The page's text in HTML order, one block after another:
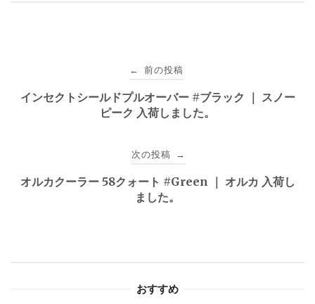
ゲ
← 前の投稿
インセクトシールドプルオーバー #ブラック ｜ スノー
ピーク 入荷しました。
次の投稿 →
オルカクーラー 58クォート #Green ｜ オルカ 入荷し
ました。
おすすめ